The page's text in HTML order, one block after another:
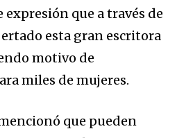
que a través de
esta gran escritora
motivo de
miles de mujeres.
que pueden